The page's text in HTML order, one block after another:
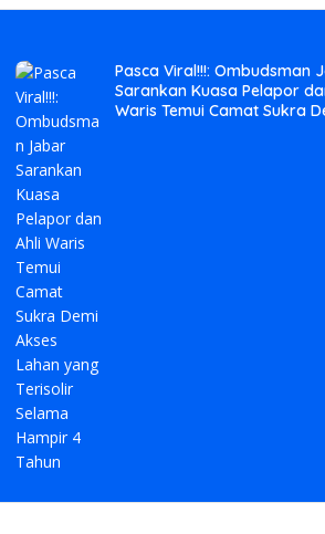
Pasca Viral!!!: Ombudsman
Sarankan Kuasa Pelapor
Waris Temui Camat Sukra